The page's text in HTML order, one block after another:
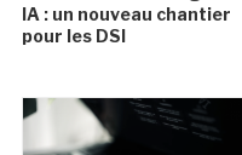
IA : un nouveau chantier
pour les DSI